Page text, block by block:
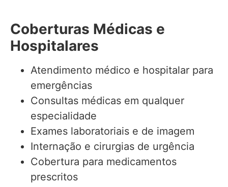
Coberturas Médicas e
Hospitalares
Atendimento médico e hospitalar para
emergências
Consultas médicas em qualquer
especialidade
Exames laboratoriais e de imagem
Internação e cirurgias de urgência
Cobertura para medicamentos
prescritos